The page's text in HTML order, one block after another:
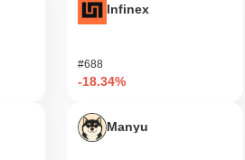
Infinex
#688
-18.34%
Manyu